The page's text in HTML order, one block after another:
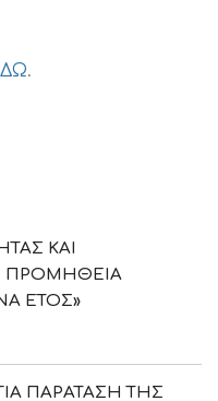
.
ΚΑΙ
ΠΡΟΜΗΘΕΙΑ
ΕΤΟΣ»
ΠΑΡΑΤΑΣΗ ΤΗΣ